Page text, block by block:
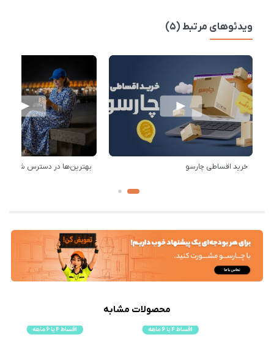
ویدئوهای مرتبط (5)
خرید اقساطی چارسو بهترین‌ها در دسترس
محصولات مشابه